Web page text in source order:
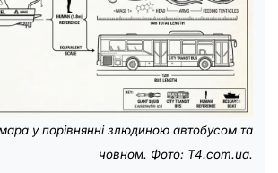
у порівнянні злюдиною автобусом та
човном. Фото: T4.com.ua.